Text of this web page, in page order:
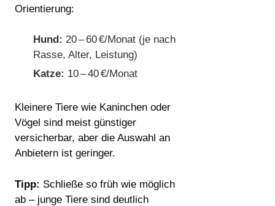
Orientierung:
Hund: 20 – 60 €/Monat (je nach
Rasse, Alter, Leistung)
Katze: 10 – 40 €/Monat
Kleinere Tiere wie Kaninchen oder
Vögel sind meist günstiger
versicherbar, aber die Auswahl an
Anbietern ist geringer.
Tipp: Schließe so früh wie möglich
ab – junge Tiere sind deutlich